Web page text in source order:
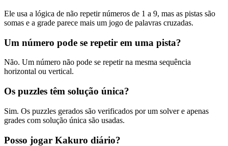
Ele usa a lógica de não repetir números de 1 a 9, mas as pistas são
somas e a grade parece mais um jogo de palavras cruzadas.
Um número pode se repetir em uma pista?
Não. Um número não pode se repetir na mesma sequência
horizontal ou vertical.
Os puzzles têm solução única?
Sim. Os puzzles gerados são verificados por um solver e apenas
grades com solução única são usadas.
Posso jogar Kakuro diário?